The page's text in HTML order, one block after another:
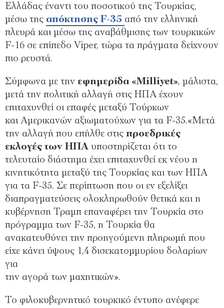
Ελλάδας έναντι του ποσοτικού της Τουρκίας,
µέσω της απόκτησης F-35 από την ελληνική
πλευρά και µέσω της αναβάθµισης των τουρκικών
F-16 σε επίπεδο Viper, τώρα τα πράγµατα δείχνουν
πιο ρευστά.
Σύµφωνα µε την εφηµερίδα «Milliyet», µάλιστα,
µετά την πολιτική αλλαγή στις ΗΠΑ έχουν
επιταχυνθεί οι επαφές µεταξύ Τούρκων
και Αµερικανών αξιωµατούχων για τα F-35.«Μετά
την αλλαγή που επήλθε στις προεδρικές
εκλογές των ΗΠΑ υποστηρίζεται ότι το
τελευταίο διάστηµα έχει επιταχυνθεί εκ νέου η
κινητικότητα µεταξύ της Τουρκίας και των ΗΠΑ
για τα F-35. Σε περίπτωση που οι εν εξελίξει
διαπραγµατεύσεις ολοκληρωθούν θετικά και η
κυβέρνηση Τραµπ επαναφέρει την Τουρκία στο
πρόγραµµα των F-35, η Τουρκία θα
ανακατευθύνει την προηγούµενη πληρωµή που
είχε κάνει ύψους 1,4 δισεκατοµµυρίου δολαρίων
για
την αγορά των µαχητικών».
Το φιλοκυβερνητικό τουρκικό έντυπο ανέφερε